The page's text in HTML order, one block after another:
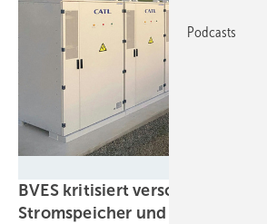
BVES kritisiert verschleppte
Stromspeicher und Aufbau von
Podcasts